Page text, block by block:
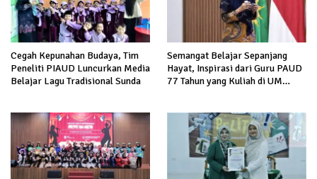
Cegah Kepunahan Budaya, Tim
Peneliti PIAUD Luncurkan Media
Belajar Lagu Tradisional Sunda
Semangat Belajar Sepanjang
Hayat, Inspirasi dari Guru PAUD
77 Tahun yang Kuliah di UM